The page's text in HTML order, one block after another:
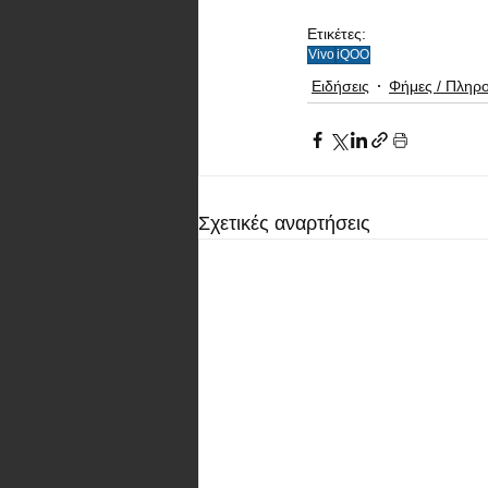
Ετικέτες:
VivoiQOO
Ειδήσεις Φήμες /
Σχετικές αναρτήσεις